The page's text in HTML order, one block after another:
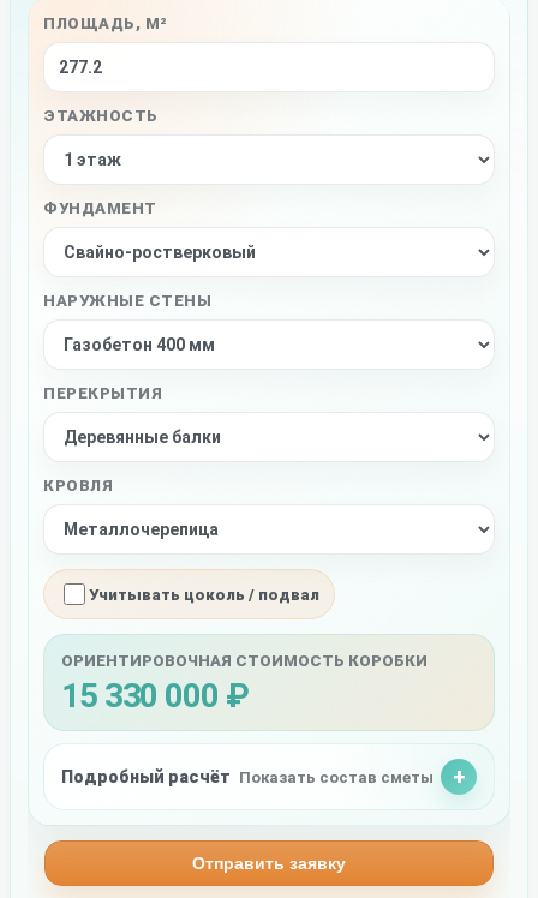
ПЛОЩАДЬ, М²
ЭТАЖНОСТЬ
ФУНДАМЕНТ
НАРУЖНЫЕ СТЕНЫ
ПЕРЕКРЫТИЯ
КРОВЛЯ
Учитывать цоколь / подвал
ОРИЕНТИРОВОЧНАЯ СТОИМОСТЬ КОРОБКИ
15 330 000 ₽
Подробный расчёт Показать состав сметы
Отправить заявку